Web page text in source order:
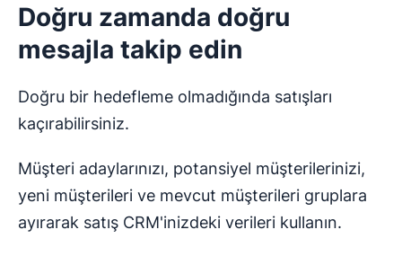
Doğru zamanda doğru
mesajla takip edin
Doğru bir hedefleme olmadığında satışları
kaçırabilirsiniz.
Müşteri adaylarınızı, potansiyel müşterilerinizi,
yeni müşterileri ve mevcut müşterileri gruplara
ayırarak satış CRM'inizdeki verileri kullanın.